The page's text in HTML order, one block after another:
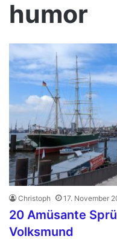
humor
Christoph 17. November
20 Amüsante
Volksmund